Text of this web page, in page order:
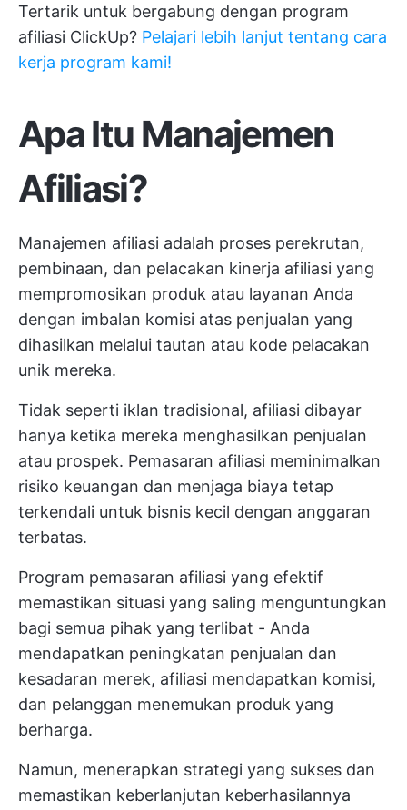
Tertarik untuk bergabung dengan program
afiliasi ClickUp? Pelajari lebih lanjut tentang cara
kerja program kami!
Apa Itu Manajemen
Afiliasi?
Manajemen afiliasi adalah proses perekrutan,
pembinaan, dan pelacakan kinerja afiliasi yang
mempromosikan produk atau layanan Anda
dengan imbalan komisi atas penjualan yang
dihasilkan melalui tautan atau kode pelacakan
unik mereka.
Tidak seperti iklan tradisional, afiliasi dibayar
hanya ketika mereka menghasilkan penjualan
atau prospek. Pemasaran afiliasi meminimalkan
risiko keuangan dan menjaga biaya tetap
terkendali untuk bisnis kecil dengan anggaran
terbatas.
Program pemasaran afiliasi yang efektif
memastikan situasi yang saling menguntungkan
bagi semua pihak yang terlibat - Anda
mendapatkan peningkatan penjualan dan
kesadaran merek, afiliasi mendapatkan komisi,
dan pelanggan menemukan produk yang
berharga.
Namun, menerapkan strategi yang sukses dan
memastikan keberlanjutan keberhasilannya